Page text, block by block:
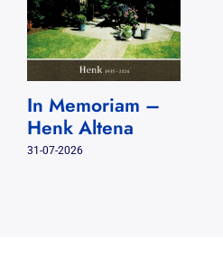
In Memoriam –
Henk Altena
31-07-2026